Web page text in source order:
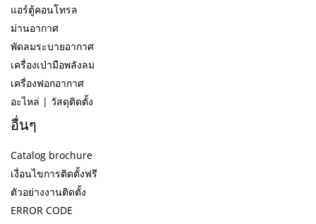
แอร์ตู้คอนโทรล
ม่านอากาศ
พัดลมระบายอากาศ
เครื่องเป่ามือพลังลม
เครื่องฟอกอากาศ
อะไหล่ | วัสดุติดตั้ง
อื่นๆ
Catalog brochure
เงื่อนไขการติดตั้งฟรี
ตัวอย่างงานติดตั้ง
ERROR CODE